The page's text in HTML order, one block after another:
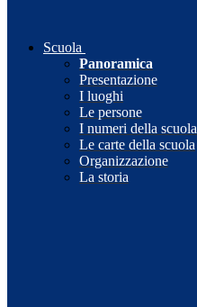
Scuola
Panoramica
Presentazione
I luoghi
Le persone
I numeri della scuola
Le carte della scuola
Organizzazione
La storia